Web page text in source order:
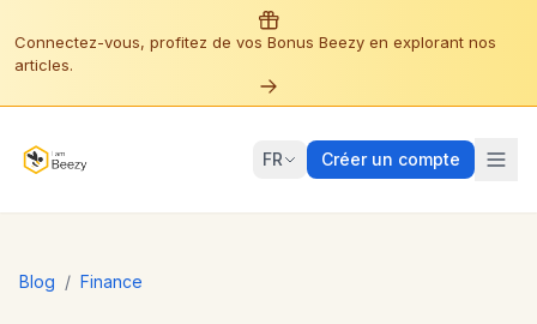
Connectez-vous, profitez de vos Bonus Beezy en explorant nos
articles.
FR Créer un compte
Blog / Finance